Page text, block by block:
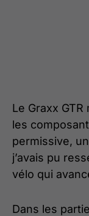
Le Graxx
les
permissive,
j’avais pu
vélo qui
Dans les